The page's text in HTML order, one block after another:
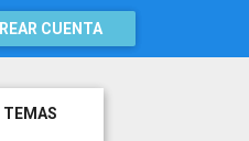
CUENTA
TEMAS